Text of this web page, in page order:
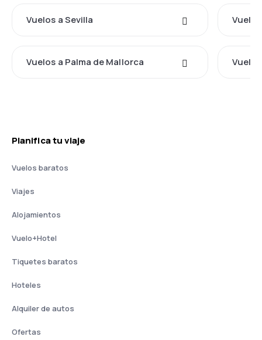
Vuelos a Sevilla
Vuelos a Palma de Mallorca
Planifica tu viaje
Vuelos baratos
Viajes
Alojamientos
Vuelo+Hotel
Tiquetes baratos
Hoteles
Alquiler de autos
Ofertas